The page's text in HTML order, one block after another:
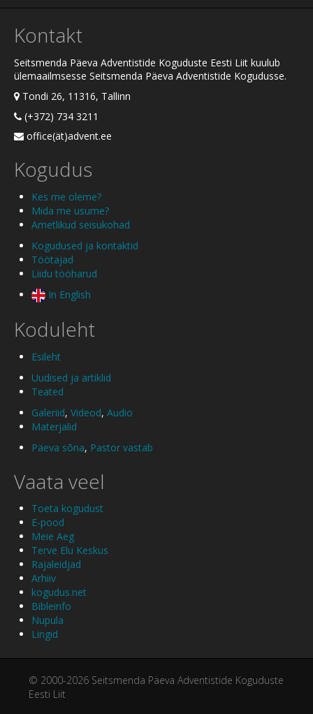
Kontakt
Seitsmenda Päeva Adventistide Koguduste Eesti Liit kuulub
ülemaailmsesse Seitsmenda Päeva Adventistide Kogudusse.
Tondi 26, 11316, Tallinn
(+372) 734 3211
office(ät)advent.ee
Kogudus
Kes me oleme?
Mida me usume?
Ametlikud seisukohad
Kogudused ja kontaktid
Töötajad
Liidu tööharud
In English
Koduleht
Esileht
Uudised ja artiklid
Teated
Galeriid, Videod, Audio
Materjalid
Päeva sõna, Pastor vastab
Vaata veel
Toeta kogudust
E-pood
Meie Aeg
Terve Elu Keskus
Rajaleidjad
Arhiiv
kogudus.net
Bibleinfo
Nupula
Lingid
© 2000-2026 Seitsmenda Päeva Adventistide Koguduste
Eesti Liit